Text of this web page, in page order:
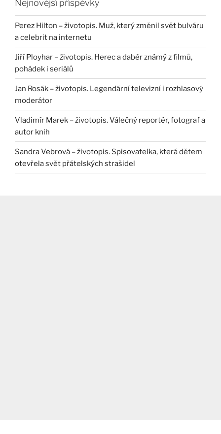
Nejnovější příspěvky
Perez Hilton – životopis. Muž, který změnil svět bulváru
a celebrit na internetu
Jiří Ployhar – životopis. Herec a dabér známý z filmů,
pohádek i seriálů
Jan Rosák – životopis. Legendární televizní i rozhlasový
moderátor
Vladimír Marek – životopis. Válečný reportér, fotograf a
autor knih
Sandra Vebrová – životopis. Spisovatelka, která dětem
otevřela svět přátelských strašidel